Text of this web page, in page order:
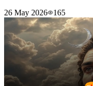
26 May 2026
165